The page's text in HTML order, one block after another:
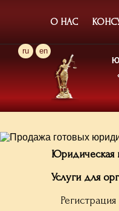
О НАС
ru
en
Услуги для
Регистрация